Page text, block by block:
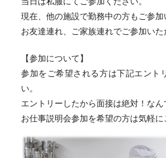
現在、他の施設で勤務中の方もご参加
お友達連れ、ご家族連れでご参加いた
【参加について】
参加をご希望される方は下記エント
い。
エントリーしたから面接は絶対！なん
お仕事説明会参加を希望の方は気軽に